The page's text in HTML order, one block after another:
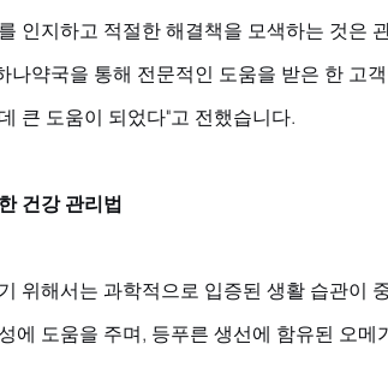
인지하고 적절한 해결책을 모색하는 것은
나약국을 통해 전문적인 도움을 받은 한 고
큰 도움이 되었다"고 전했습니다.
건강 관리법
위해서는 과학적으로 입증된 생활 습관이
에 도움을 주며, 등푸른 생선에 함유된 오메